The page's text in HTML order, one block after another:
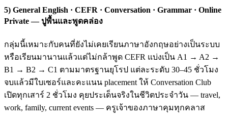
5) General English · CEFR · Conversation · Grammar · Online
Private — ปูพื้นและพูดคล่อง
กลุ่มนี้เหมาะกับคนที่ยังไม่เคยเรียนภาษาอังกฤษอย่างเป็นระบบ
หรือเรียนมานานแล้วแต่ไม่กล้าพูด CEFR แบ่งเป็น A1 → A2 →
B1 → B2 → C1 ตามมาตรฐานยุโรป แต่ละระดับ 30–45 ชั่วโมง
จบแล้วมีใบเซอร์และคะแนน placement ให้ Conversation Club
เปิดทุกเสาร์ 2 ชั่วโมง คุยประเด็นจริงในชีวิตประจำวัน — travel,
work, family, current events — ครูเจ้าของภาษาคุมทุกคลาส